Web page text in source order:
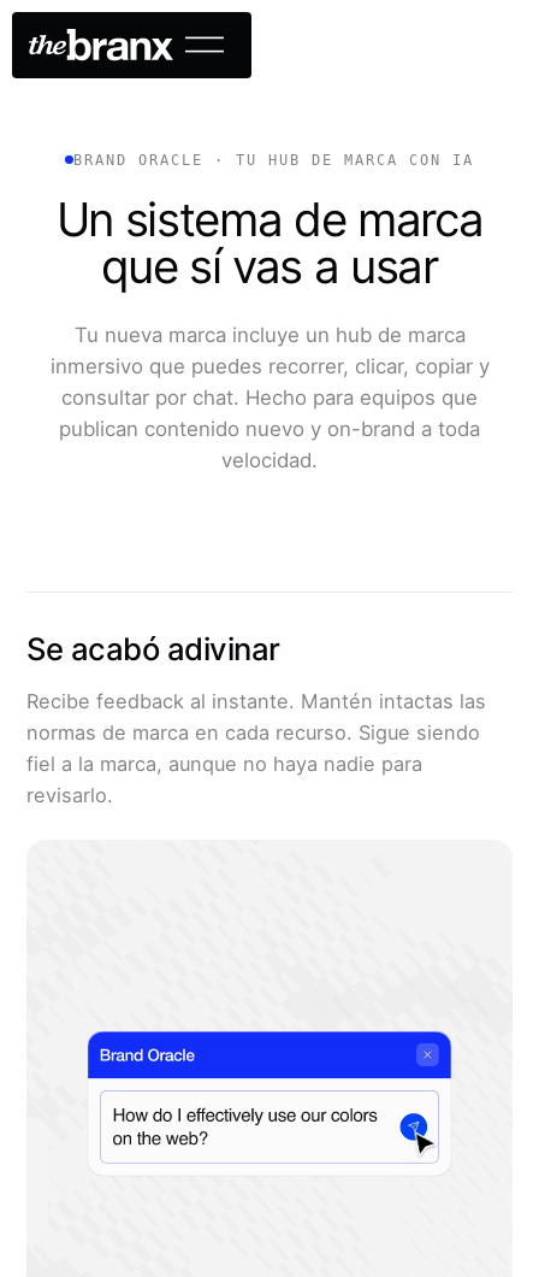
BRAND ORACLE · TU HUB DE MARCA CON IA
Un sistema de marca
que sí vas a usar
Tu nueva marca incluye un hub de marca
inmersivo que puedes recorrer, clicar, copiar y
consultar por chat. Hecho para equipos que
publican contenido nuevo y on-brand a toda
velocidad.
Se acabó adivinar
Recibe feedback al instante. Mantén intactas las
normas de marca en cada recurso. Sigue siendo
fiel a la marca, aunque no haya nadie para
revisarlo.